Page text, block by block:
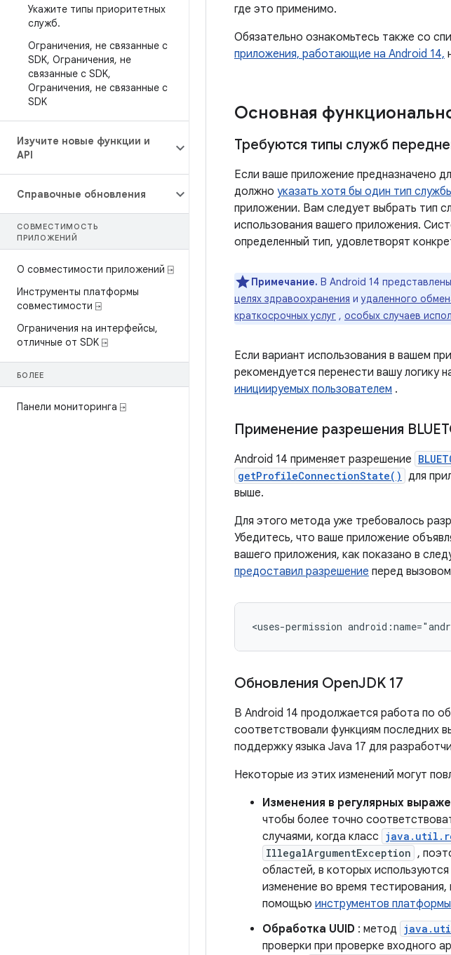
Укажите типы приоритетных
служб.
Ограничения, не связанные с
SDK, Ограничения, не
связанные с SDK,
Ограничения, не связанные с
SDK
Изучите новые функции и
API
Справочные обновления
СОВМЕСТИМОСТЬ
ПРИЛОЖЕНИЙ
О совместимости приложений ⍈
Инструменты платформы
совместимости ⍈
Ограничения на интерфейсы,
отличные от SDK ⍈
БОЛЕЕ
Панели мониторинга ⍈
где это применимо.
Обязательно ознакомьтесь также со
приложения, работающие на Android 14,
Основная
Требуются типы служб
Если ваше приложение предназначено
должно указать хотя бы один тип
приложении. Вам следует выбрать тип
использования вашего приложения.
определенный тип, удовлетворят
Примечание. В Android 14
целях здравоохранения иудаленного
краткосрочных услуг , особых случаев
Если вариант использования в вашем
рекомендуется перенести вашу логику
инициируемых пользователем .
Применение разрешения
Android 14 применяет разрешение
getProfileConnectionState() для
выше.
Для этого метода уже требовалось
Убедитесь, что ваше приложение
вашего приложения, как показано в
предоставил разрешение перед вызовом
<uses-permission
Обновления OpenJDK 17
В Android 14 продолжается работа по
соответствовали функциям последних
поддержку языка Java 17 для
Некоторые из этих изменений могут
Изменения в регулярных
чтобы более точно
случаями, когда класс
IllegalArgumentException ,
областей, в которых
изменение во время
помощью инструментов
Обработка UUID : метод
проверки при проверке входного